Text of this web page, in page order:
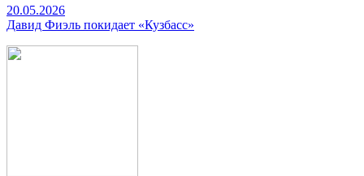
20.05.2026
Давид Фиэль покидает «Кузбасс»